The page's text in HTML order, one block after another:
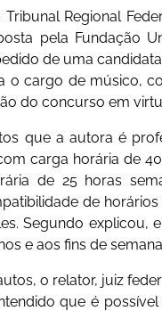
Regional
pela Fundação
de uma
o cargo de músico,
do concurso em
que a autora é
carga horária de
de 25 horas
de
Segundo explicou,
e aos fins de
o relator, juiz
que é